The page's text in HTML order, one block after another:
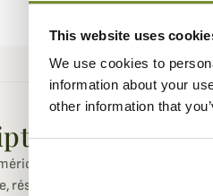
This website uses
We use cookies to
information about your
other information that
résistant et imperméable pour